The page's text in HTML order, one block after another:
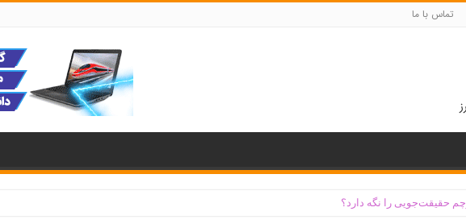
تماس با ما
حقیقت‌جویی را نگه دارد؟